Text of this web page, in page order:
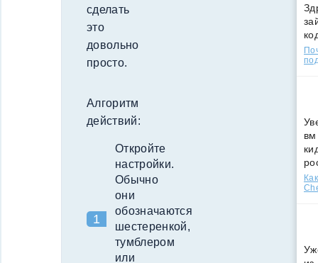
сделать
это
довольно
просто.
Алгоритм
действий:
Откройте
настройки.
Обычно
они
обозначаются
шестеренкой,
тумблером
или
вм